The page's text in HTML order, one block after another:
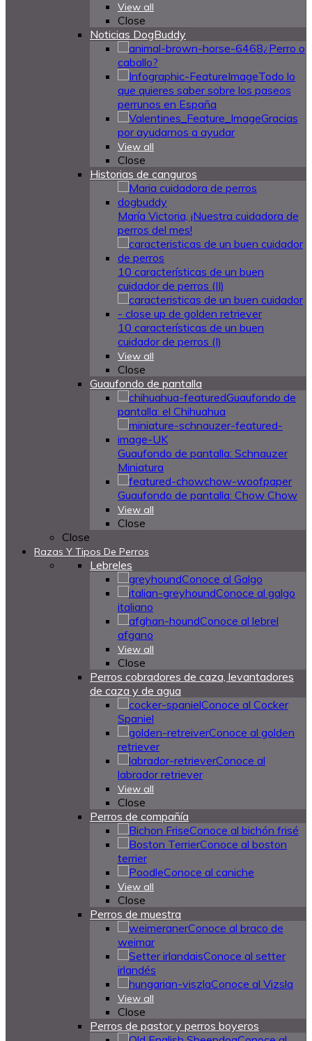
View all
Close
Noticias DogBuddy
¿Perro o
caballo?
Todo lo
que quieres saber sobre los paseos
perrunos en España
Gracias
por ayudarnos a ayudar
View all
Close
Historias de canguros
María Victoria, ¡Nuestra cuidadora de
perros del mes!
10 características de un buen
cuidador de perros (II)
10 características de un buen
cuidador de perros (I)
View all
Close
Guaufondo de pantalla
Guaufondo de
pantalla: el Chihuahua
Guaufondo de pantalla: Schnauzer
Miniatura
Guaufondo de pantalla: Chow Chow
View all
Close
Close
Razas Y Tipos De Perros
Lebreles
Conoce al Galgo
Conoce al galgo
italiano
Conoce al lebrel
afgano
View all
Close
Perros cobradores de caza, levantadores
de caza y de agua
Conoce al Cocker
Spaniel
Conoce al golden
retriever
Conoce al
labrador retriever
View all
Close
Perros de compañía
Conoce al bichón frisé
Conoce al boston
terrier
Conoce al caniche
View all
Close
Perros de muestra
Conoce al braco de
weimar
Conoce al setter
irlandés
Conoce al Vizsla
View all
Close
Perros de pastor y perros boyeros